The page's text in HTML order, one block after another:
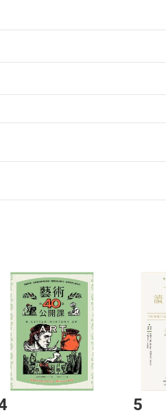
第2條第5款之規定，「非以有形
形媒介提供之數位內容，消費
「瀏覽訂單明細」
「申請取
。
付款方式
Payment
，下載書籍後看書
5